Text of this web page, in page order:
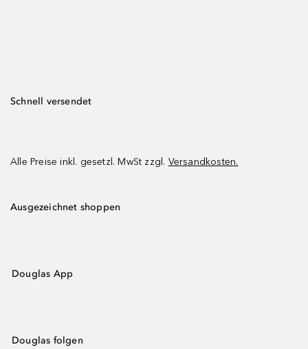
Schnell versendet
Alle Preise inkl. gesetzl. MwSt zzgl. Versandkosten.
Ausgezeichnet shoppen
Douglas App
Douglas folgen